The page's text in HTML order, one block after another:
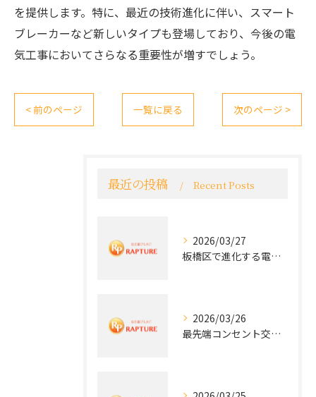
を提供します。特に、最近の技術進化に伴い、スマート
ブレーカーなど新しいタイプも登場しており、今後の電
気工事においてさらなる重要性が増すでしょう。
< 前のページ 一覧に戻る 次のページ >
最近の投稿 Recent Posts
2026/03/27
板橋区で進化する電気工事と最新コンセント交換技術
2026/03/26
最先端コンセント交換で快適な生活を実現する電気工事の技術